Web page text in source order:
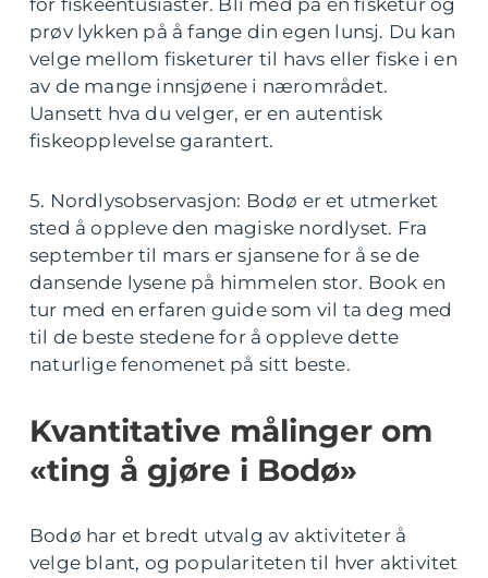
for fiskeentusiaster. Bli med på en fisketur og
prøv lykken på å fange din egen lunsj. Du kan
velge mellom fisketurer til havs eller fiske i en
av de mange innsjøene i nærområdet.
Uansett hva du velger, er en autentisk
fiskeopplevelse garantert.
5. Nordlysobservasjon: Bodø er et utmerket
sted å oppleve den magiske nordlyset. Fra
september til mars er sjansene for å se de
dansende lysene på himmelen stor. Book en
tur med en erfaren guide som vil ta deg med
til de beste stedene for å oppleve dette
naturlige fenomenet på sitt beste.
Kvantitative målinger om
«ting å gjøre i Bodø»
Bodø har et bredt utvalg av aktiviteter å
velge blant, og populariteten til hver aktivitet